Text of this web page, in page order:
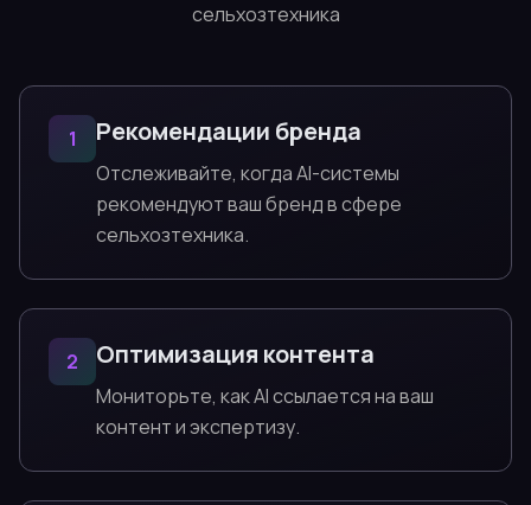
сельхозтехника
1 Рекомендации бренда
Отслеживайте, когда AI-системы
рекомендуют ваш бренд в сфере
сельхозтехника.
2 Оптимизация контента
Мониторьте, как AI ссылается на ваш
контент и экспертизу.